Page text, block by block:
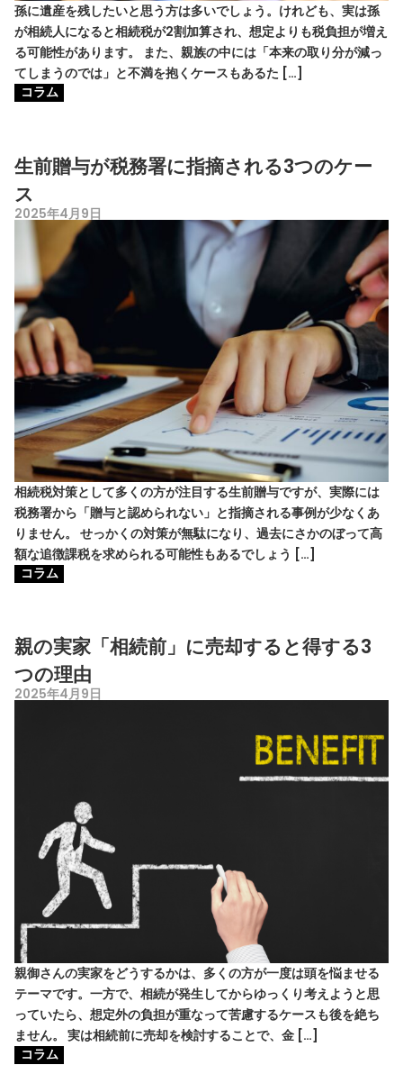
孫に遺産を残したいと思う方は多いでしょう。けれども、実は孫
が相続人になると相続税が2割加算され、想定よりも税負担が増え
る可能性があります。 また、親族の中には「本来の取り分が減っ
てしまうのでは」と不満を抱くケースもあるた […]
コラム
生前贈与が税務署に指摘される3つのケー
ス
2025年4月9日
相続税対策として多くの方が注目する生前贈与ですが、実際には
税務署から「贈与と認められない」と指摘される事例が少なくあ
りません。 せっかくの対策が無駄になり、過去にさかのぼって高
額な追徴課税を求められる可能性もあるでしょう […]
コラム
親の実家「相続前」に売却すると得する3
つの理由
2025年4月9日
親御さんの実家をどうするかは、多くの方が一度は頭を悩ませる
テーマです。一方で、相続が発生してからゆっくり考えようと思
っていたら、想定外の負担が重なって苦慮するケースも後を絶ち
ません。 実は相続前に売却を検討することで、金 […]
コラム